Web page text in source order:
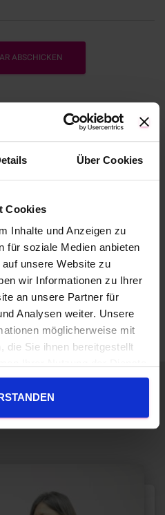
Über Cookies
Cookies
Inhalte und Anzeigen zu
für soziale Medien anbieten
unsere Website zu
wir Informationen zu Ihrer
an unsere Partner für
Analysen weiter. Unsere
möglicherweise mit
die Sie ihnen bereitgestellt